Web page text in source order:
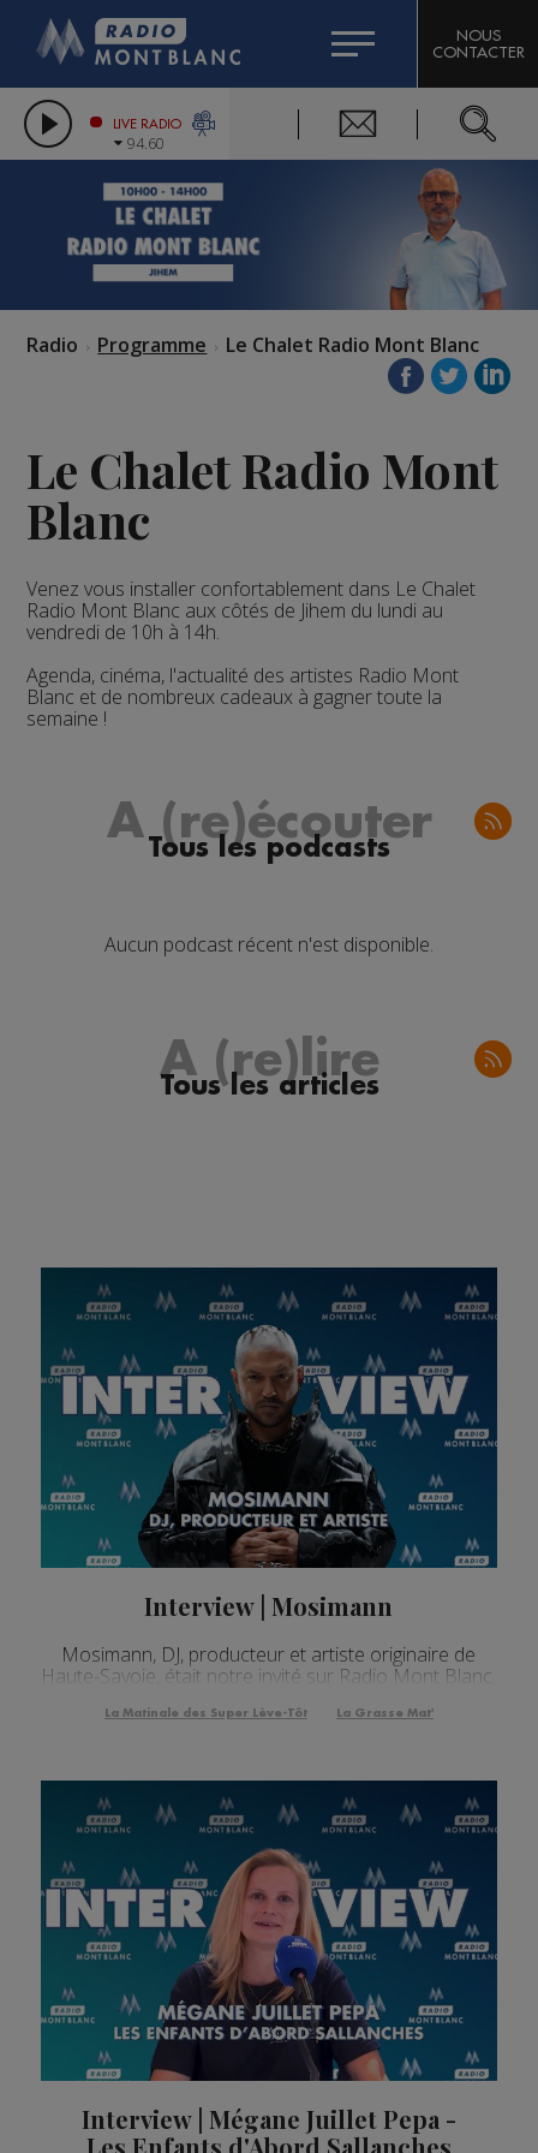
LES CHRONIQUES DE L'EXPERT
CITIZEN MACHINERY
GRAND MASSIF DOMAINES SKIABLES
COMPAGNIE DU MONT-BLANC
NOUS
CONTACTER
LIVE RADIO
94.60
Radio Programme Le Chalet Radio Mont Blanc
Le Chalet Radio Mont
Blanc
Venez vous installer confortablement dans Le Chalet
Radio Mont Blanc aux côtés de Jihem du lundi au
vendredi de 10h à 14h.
Agenda, cinéma, l'actualité des artistes Radio Mont
Blanc et de nombreux cadeaux à gagner toute la
semaine !
A (re)écouter
Tous les podcasts
Aucun podcast récent n'est disponible.
A (re)lire
Tous les articles
Interview | Mosimann
Mosimann, DJ, producteur et artiste originaire de
Haute-Savoie, était notre invité sur Radio Mont Blanc.
La Matinale des Super Lève-Tôt La Grasse Mat'
Interview | Mégane Juillet Pepa -
Les Enfants d'Abord Sallanches